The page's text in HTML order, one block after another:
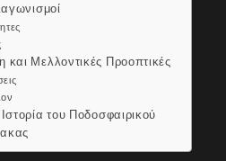
Μελλοντικές Προοπτικές
του Ποδοσφαιρικού